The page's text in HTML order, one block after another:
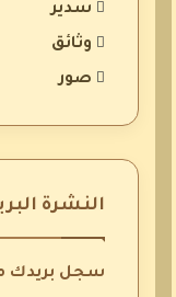
سدير
وثائق
صور
النشرة
سجل بريدك